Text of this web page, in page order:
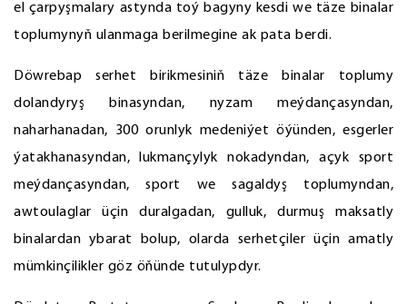
el çarpyşmalary astynda toý bagyny kesdi we täze binalar
toplumynyň ulanmaga berilmegine ak pata berdi.
Döwrebap serhet birikmesiniň täze binalar toplumy
dolandyryş binasyndan, nyzam meýdançasyndan,
naharhanadan, 300 orunlyk medeniýet öýünden, esgerler
ýatakhanasyndan, lukmançylyk nokadyndan, açyk sport
meýdançasyndan, sport we sagaldyş toplumyndan,
awtoulaglar üçin duralgadan, gulluk, durmuş maksatly
binalardan ybarat bolup, olarda serhetçiler üçin amatly
mümkinçilikler göz öňünde tutulypdyr.